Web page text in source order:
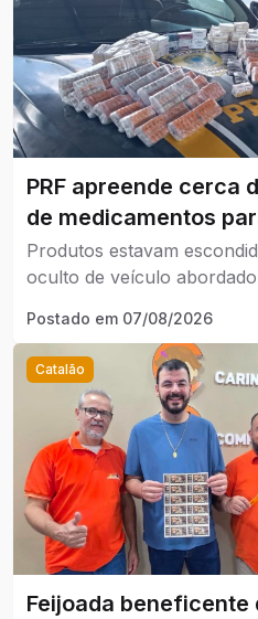
PRF apreende cerca
de medicamentos
na BR-060
Produtos estavam
oculto de veículo
Postado em 07/08/2026
Catalão
Feijoada beneficente